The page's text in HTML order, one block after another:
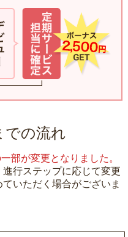
での流れ
部が変更となりました。
行ステップに応じて変更
いただく場合がございま